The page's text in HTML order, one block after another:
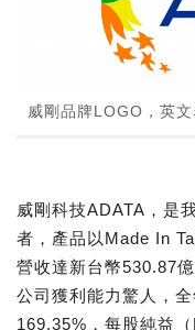
威剛品牌LOGO，英
威剛科技ADATA，是
者，產品以Made In
營收達新台幣530.87
公司獲利能力驚人，
169.35%，每股純益